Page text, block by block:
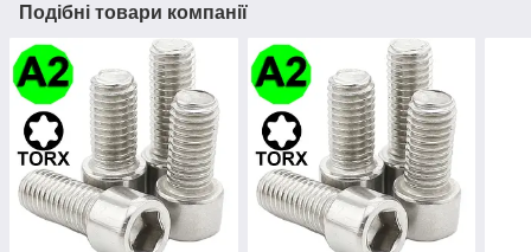
Подібні товари компанії